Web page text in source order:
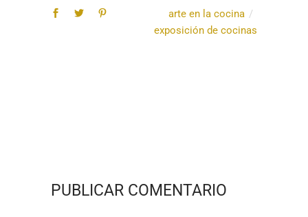
arte en la cocina
exposición de cocinas
PUBLICAR COMENTARIO